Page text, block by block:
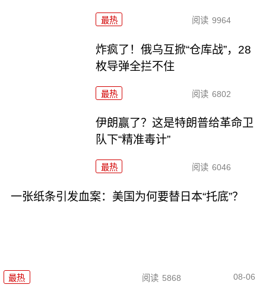
最热 阅读 9964
炸疯了！俄乌互掀“仓库战”，28
枚导弹全拦不住
最热 阅读 6802
伊朗赢了？这是特朗普给革命卫
队下“精准毒计”
最热 阅读 6046
一张纸条引发血案：美国为何要替日本“托底”？
最热 阅读 5868 08-06